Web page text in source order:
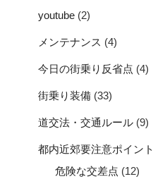
youtube (2)
メンテナンス (4)
今日の街乗り反省点 (4)
街乗り装備 (33)
道交法・交通ルール (9)
都内近郊要注意ポイント
危険な交差点 (12)